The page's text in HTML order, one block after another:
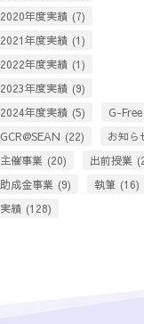
2020年度実績 (7)
2021年度実績 (1)
2022年度実績 (1)
2023年度実績 (9)
2024年度実績 (5) G-Free
GCR@SEAN (22) お知ら
主催事業 (20) 出前授業
助成金事業 (9) 執筆 (16)
実績 (128)